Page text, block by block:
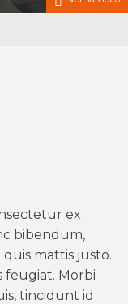
ex
bibendum,
mattis justo.
feugiat. Morbi
tincidunt id